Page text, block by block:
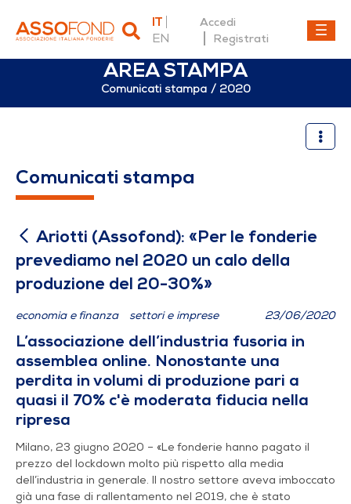
IT
EN
Accedi
Registrati
AREA STAMPA
Comunicati stampa 2020
Ariotti (Assofond): «Per
Comunicati stampa
Ariotti (Assofond): «Per le fonderie
prevediamo nel 2020 un calo della
produzione del 20-30%»
economia e finanza settori e imprese 23/06/2020
L’associazione dell’industria fusoria in
assemblea online. Nonostante una
perdita in volumi di produzione pari a
quasi il 70% c'è moderata fiducia nella
ripresa
Milano, 23 giugno 2020 – «Le fonderie hanno pagato il
prezzo del lockdown molto più rispetto alla media
dell’industria in generale. Il nostro settore aveva imboccato
già una fase di rallentamento nel 2019, che è stato